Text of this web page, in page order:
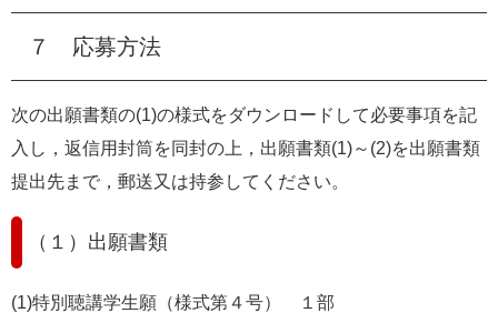
７ 応募方法
次の出願書類の(1)の様式をダウンロードして必要事項を記
入し，返信用封筒を同封の上，出願書類(1)～(2)を出願書類
提出先まで，郵送又は持参してください。
（１）出願書類
(1)特別聴講学生願（様式第４号） １部